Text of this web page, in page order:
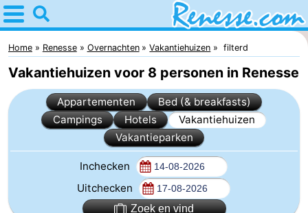
Home
Renesse
Tips
Voor
Appartementen
-
Home Renesse Overnachten Vakantiehuizen filterd
Vakantiehuizen voor 8 personen in Renesse
Appartementen
Bed (& breakfasts)
Campings
Hotels
Vakantiehuizen
Vakantieparken
Inchecken
Uitchecken
Zoek en vind